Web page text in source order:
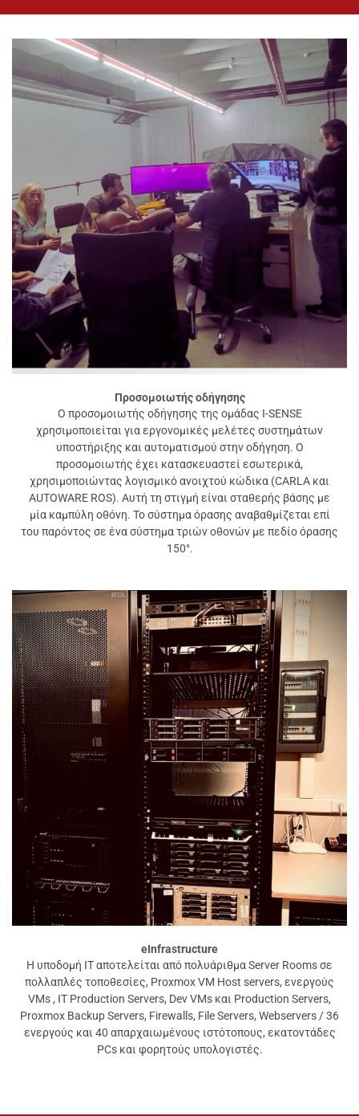
Προσομοιωτής οδήγησης
Ο προσομοιωτής οδήγησης της ομάδας I-SENSE
χρησιμοποιείται για εργονομικές μελέτες συστημάτων
υποστήριξης και αυτοματισμού στην οδήγηση. Ο
προσομοιωτής έχει κατασκευαστεί εσωτερικά,
χρησιμοποιώντας λογισμικό ανοιχτού κώδικα (CARLA και
AUTOWARE ROS). Αυτή τη στιγμή είναι σταθερής βάσης με
μία καμπύλη οθόνη. Το σύστημα όρασης αναβαθμίζεται επί
του παρόντος σε ένα σύστημα τριών οθονών με πεδίο όρασης
150°.
eInfrastructure
Η υποδομή IT αποτελείται από πολυάριθμα Server Rooms σε
πολλαπλές τοποθεσίες, Proxmox VM Host servers, ενεργούς
VMs , IT Production Servers, Dev VMs και Production Servers,
Proxmox Backup Servers, Firewalls, File Servers, Webservers / 36
ενεργούς και 40 απαρχαιωμένους ιστότοπους, εκατοντάδες
PCs και φορητούς υπολογιστές.